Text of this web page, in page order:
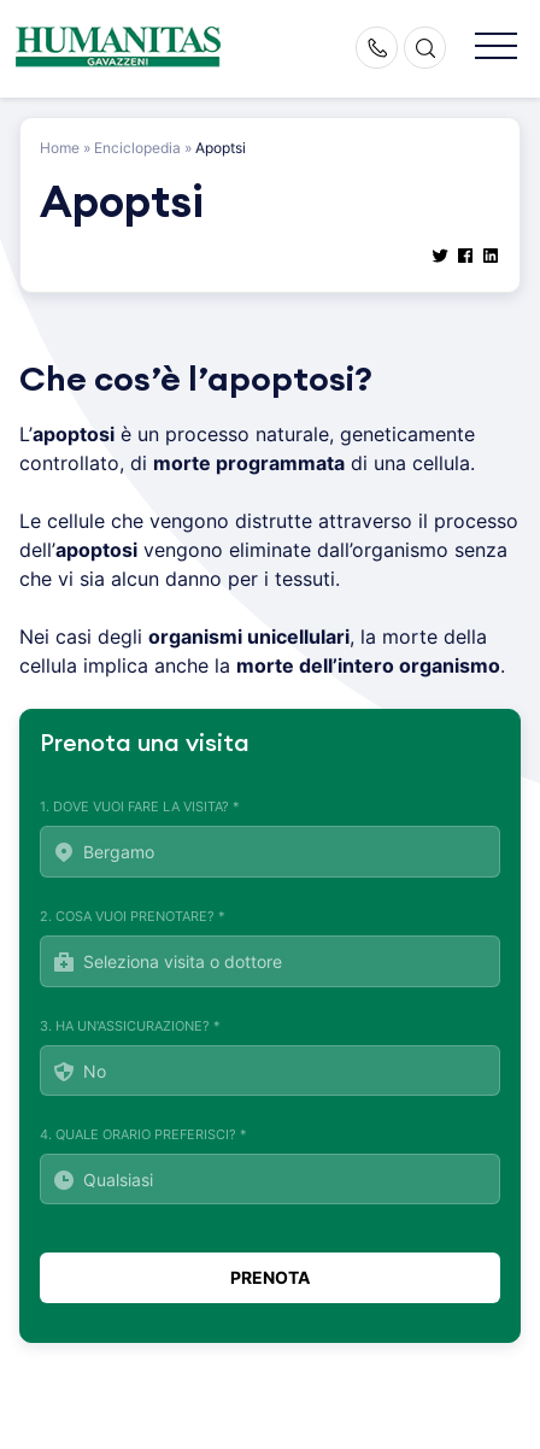
content
Home » Enciclopedia » Apoptsi
Apoptsi
Che cos’è l’apoptosi?
L’apoptosi è un processo naturale, geneticamente
controllato, di morte programmata di una cellula.
Le cellule che vengono distrutte attraverso il processo
dell’apoptosi vengono eliminate dall’organismo senza
che vi sia alcun danno per i tessuti.
Nei casi degli organismi unicellulari, la morte della
cellula implica anche la morte dell’intero organismo.
Prenota una visita
1. DOVE VUOI FARE LA VISITA? *
2. COSA VUOI PRENOTARE? *
3. HA UN'ASSICURAZIONE? *
4. QUALE ORARIO PREFERISCI? *